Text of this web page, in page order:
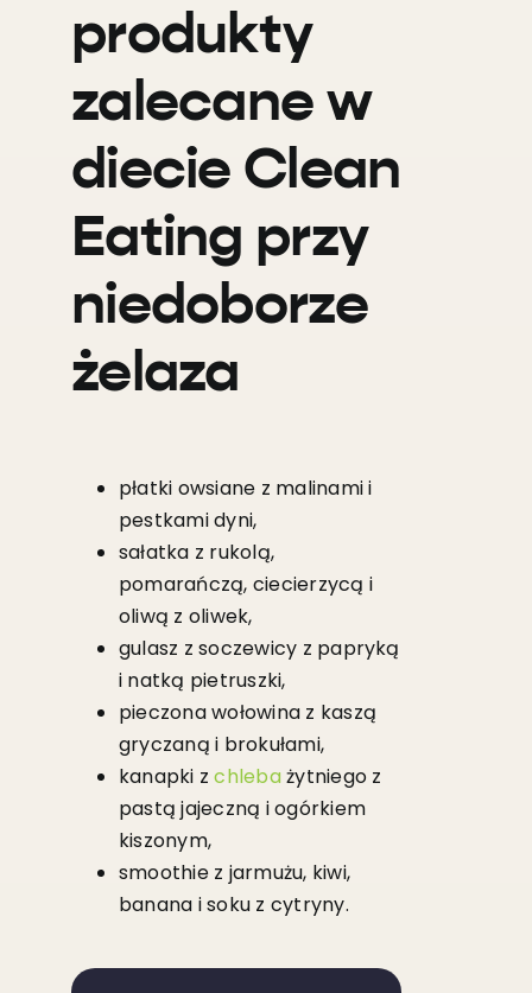
produkty
zalecane w
diecie Clean
Eating przy
niedoborze
żelaza
płatki owsiane z malinami i
pestkami dyni,
sałatka z rukolą,
pomarańczą, ciecierzycą i
oliwą z oliwek,
gulasz z soczewicy z papryką
i natką pietruszki,
pieczona wołowina z kaszą
gryczaną i brokułami,
kanapki zchlebażytniego z
pastą jajeczną i ogórkiem
kiszonym,
smoothie z jarmużu, kiwi,
banana i soku z cytryny.